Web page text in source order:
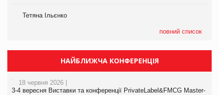
Тетяна Ільєнко
повний список
НАЙБЛИЖЧА КОНФЕРЕНЦІЯ
18 червня 2026 |
3-4 вересня Виставки та конференції PrivateLabel&FMCG Master-